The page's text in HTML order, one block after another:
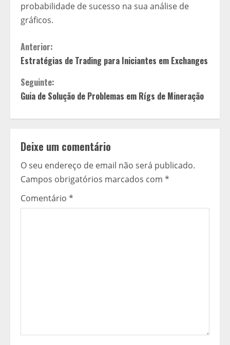
probabilidade de sucesso na sua análise de
gráficos.
C
o
n
t
i
n
u
a
Anterior:
Estratégias de Trading para Iniciantes em Exchanges
Seguinte:
Guia de Solução de Problemas em Rígs de Mineração
Deixe um comentário
O seu endereço de email não será publicado.
Campos obrigatórios marcados com *
Comentário *